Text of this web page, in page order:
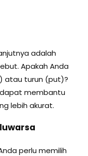
adalah
Apakah Anda
atau turun (put)?
membantu
lebih akurat.
perlu memilih